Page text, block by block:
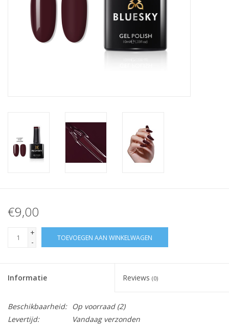
€9,00
+
-
TOEVOEGEN AAN WINKELWAGEN
Informatie Reviews (0)
Beschikbaarheid: Op voorraad(2)
Levertijd:
Vandaag verzonden